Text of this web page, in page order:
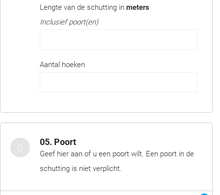
Lengte van de schutting in meters
Inclusief poort(en)
Aantal hoeken
05. Poort
Geef hier aan of u een poort wilt. Een poort in de
schutting is niet verplicht.